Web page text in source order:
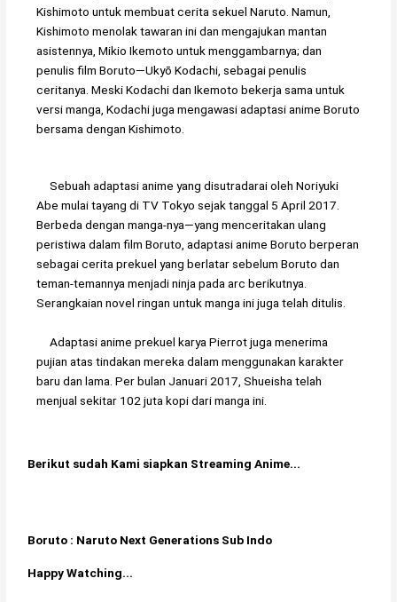
Kishimoto untuk membuat cerita sekuel Naruto. Namun,
Kishimoto menolak tawaran ini dan mengajukan mantan
asistennya, Mikio Ikemoto untuk menggambarnya; dan
penulis film Boruto—Ukyō Kodachi, sebagai penulis
ceritanya. Meski Kodachi dan Ikemoto bekerja sama untuk
versi manga, Kodachi juga mengawasi adaptasi anime Boruto
bersama dengan Kishimoto.
Sebuah adaptasi anime yang disutradarai oleh Noriyuki
Abe mulai tayang di TV Tokyo sejak tanggal 5 April 2017.
Berbeda dengan manga-nya—yang menceritakan ulang
peristiwa dalam film Boruto, adaptasi anime Boruto berperan
sebagai cerita prekuel yang berlatar sebelum Boruto dan
teman-temannya menjadi ninja pada arc berikutnya.
Serangkaian novel ringan untuk manga ini juga telah ditulis.
Adaptasi anime prekuel karya Pierrot juga menerima
pujian atas tindakan mereka dalam menggunakan karakter
baru dan lama. Per bulan Januari 2017, Shueisha telah
menjual sekitar 102 juta kopi dari manga ini.
Berikut sudah Kami siapkan Streaming Anime...
Boruto : Naruto Next Generations Sub Indo
Happy Watching...